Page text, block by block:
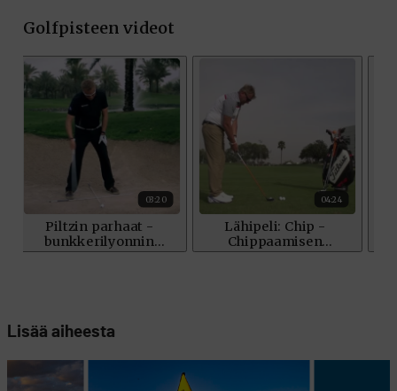
Lisää aiheesta